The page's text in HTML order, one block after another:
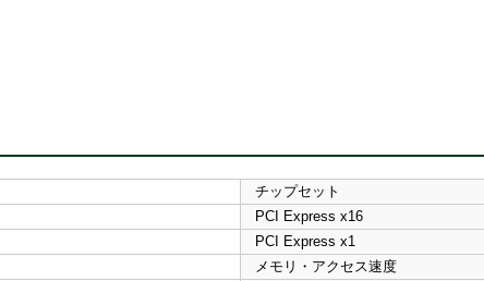
チップセット
PCI Express x16
PCI Express x1
メモリ・アクセス速度